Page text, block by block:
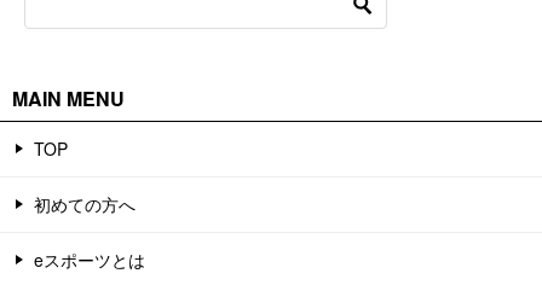
MAIN MENU
TOP
初めての方へ
eスポーツとは